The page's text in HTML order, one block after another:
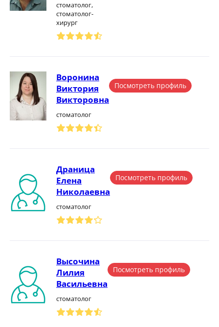
стоматолог,
стоматолог-
хирург
Воронина
Виктория
Викторовна
стоматолог
Посмотреть профиль
Драница
Елена
Николаевна
стоматолог
Посмотреть профиль
Высочина
Лилия
Васильевна
стоматолог
Посмотреть профиль